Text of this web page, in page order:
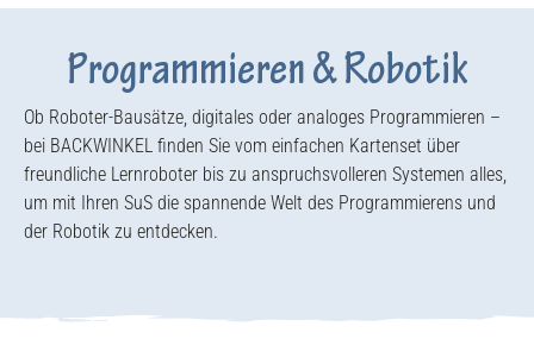
Programmieren & Robotik
Ob Roboter-Bausätze, digitales oder analoges Programmieren –
bei BACKWINKEL finden Sie vom einfachen Kartenset über
freundliche Lernroboter bis zu anspruchsvolleren Systemen alles,
um mit Ihren SuS die spannende Welt des Programmierens und
der Robotik zu entdecken.